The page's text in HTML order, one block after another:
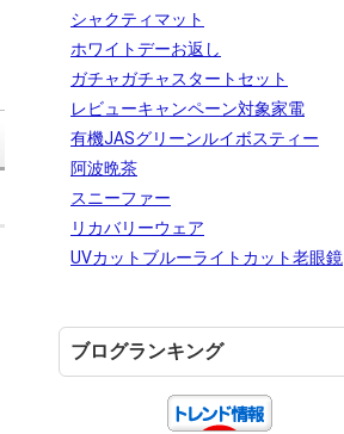
シャクティマット
ホワイトデーお返し
ガチャガチャスタートセット
レビューキャンペーン対象家電
有機JASグリーンルイボスティー
阿波晩茶
スニーファー
リカバリーウェア
UVカットブルーライトカット老眼鏡
ブログランキング